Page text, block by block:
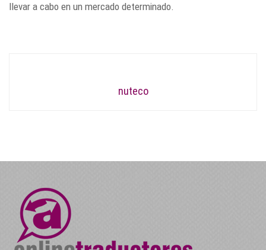
llevar a cabo en un mercado determinado.
nuteco